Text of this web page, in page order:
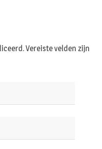
Vereiste velden zijn